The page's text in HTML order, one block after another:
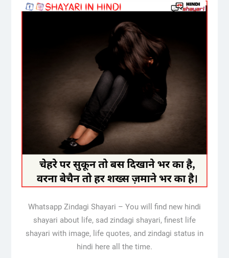
Whatsapp Zindagi Shayari – You will find new hindi
shayari about life, sad zindagi shayari, finest life
shayari with image, life quotes, and zindagi status in
hindi here all the time.